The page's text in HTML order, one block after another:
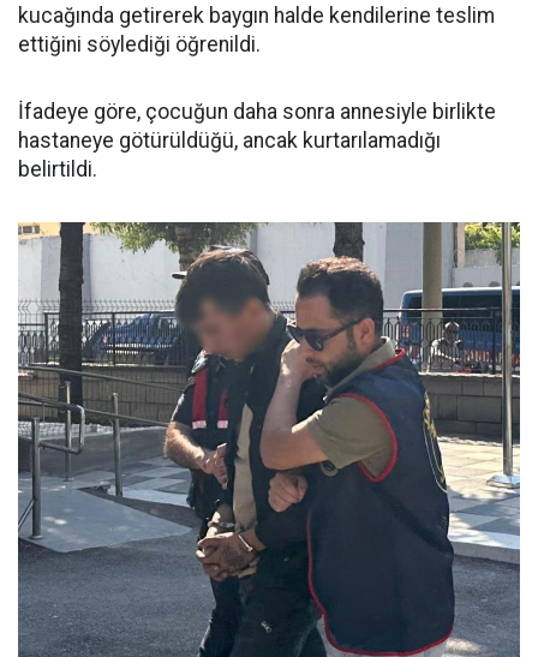
kucağında getirerek baygın halde kendilerine teslim
ettiğini söylediği öğrenildi.
İfadeye göre, çocuğun daha sonra annesiyle birlikte
hastaneye götürüldüğü, ancak kurtarılamadığı
belirtildi.